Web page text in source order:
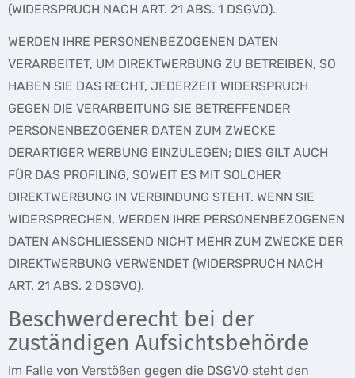
(WIDERSPRUCH NACH ART. 21 ABS. 1 DSGVO).
WERDEN IHRE PERSONENBEZOGENEN DATEN
VERARBEITET, UM DIREKTWERBUNG ZU BETREIBEN, SO
HABEN SIE DAS RECHT, JEDERZEIT WIDERSPRUCH
GEGEN DIE VERARBEITUNG SIE BETREFFENDER
PERSONENBEZOGENER DATEN ZUM ZWECKE
DERARTIGER WERBUNG EINZULEGEN; DIES GILT AUCH
FÜR DAS PROFILING, SOWEIT ES MIT SOLCHER
DIREKTWERBUNG IN VERBINDUNG STEHT. WENN SIE
WIDERSPRECHEN, WERDEN IHRE PERSONENBEZOGENEN
DATEN ANSCHLIESSEND NICHT MEHR ZUM ZWECKE DER
DIREKTWERBUNG VERWENDET (WIDERSPRUCH NACH
ART. 21 ABS. 2 DSGVO).
Beschwerde­recht bei der
zuständigen Aufsichts­behörde
Im Falle von Verstößen gegen die DSGVO steht den